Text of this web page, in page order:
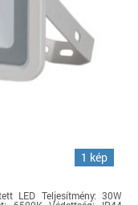
1 kép
LED Teljesítmény: 30W